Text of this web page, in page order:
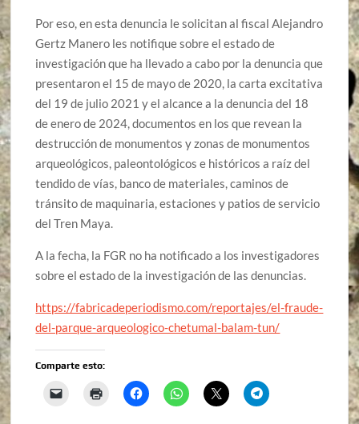
Por eso, en esta denuncia le solicitan al fiscal Alejandro
Gertz Manero les notifique sobre el estado de
investigación que ha llevado a cabo por la denuncia que
presentaron el 15 de mayo de 2020, la carta excitativa
del 19 de julio 2021 y el alcance a la denuncia del 18
de enero de 2024, documentos en los que revean la
destrucción de monumentos y zonas de monumentos
arqueológicos, paleontológicos e históricos a raíz del
tendido de vías, banco de materiales, caminos de
tránsito de maquinaria, estaciones y patios de servicio
del Tren Maya.
A la fecha, la FGR no ha notificado a los investigadores
sobre el estado de la investigación de las denuncias.
https://fabricadeperiodismo.com/reportajes/el-fraude-
del-parque-arqueologico-chetumal-balam-tun/
Comparte esto: